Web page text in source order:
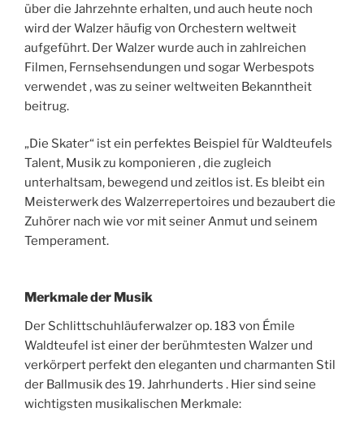
über die Jahrzehnte erhalten, und auch heute noch
wird der Walzer häufig von Orchestern weltweit
aufgeführt. Der Walzer wurde auch in zahlreichen
Filmen, Fernsehsendungen und sogar Werbespots
verwendet , was zu seiner weltweiten Bekanntheit
beitrug.
„Die Skater“ ist ein perfektes Beispiel für Waldteufels
Talent, Musik zu komponieren , die zugleich
unterhaltsam, bewegend und zeitlos ist. Es bleibt ein
Meisterwerk des Walzerrepertoires und bezaubert die
Zuhörer nach wie vor mit seiner Anmut und seinem
Temperament.
Merkmale der Musik
Der Schlittschuhläuferwalzer op. 183 von Émile
Waldteufel ist einer der berühmtesten Walzer und
verkörpert perfekt den eleganten und charmanten Stil
der Ballmusik des 19. Jahrhunderts . Hier sind seine
wichtigsten musikalischen Merkmale: